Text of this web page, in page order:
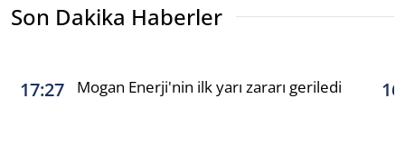
Son Dakika Haberler
17:27 Mogan Enerji'nin ilk yarı zararı geriledi